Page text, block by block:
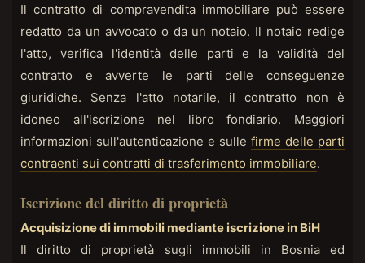
Il contratto di compravendita immobiliare può essere
redatto da un avvocato o da un notaio. Il notaio redige
l'atto, verifica l'identità delle parti e la validità del
contratto e avverte le parti delle conseguenze
giuridiche. Senza l'atto notarile, il contratto non è
idoneo all'iscrizione nel libro fondiario. Maggiori
informazioni sull'autenticazione e sulle firme delle parti
contraenti sui contratti di trasferimento immobiliare.
Iscrizione del diritto di proprietà
Acquisizione di immobili mediante iscrizione in BiH
Il diritto di proprietà sugli immobili in Bosnia ed